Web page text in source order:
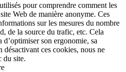
pour comprendre comment les
Web de manière anonyme. Ces
sur les mesures du nombre
de la source du trafic, etc. Cela
son ergonomie, sa
désactivant ces cookies, nous ne
du site.